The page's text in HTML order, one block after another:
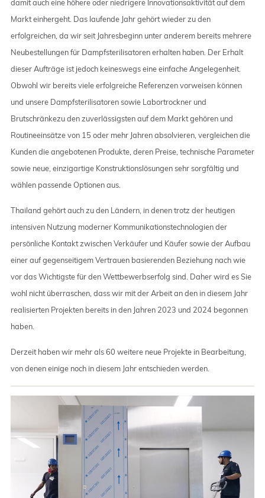
damit auch eine höhere oder niedrigere Innovationsaktivität auf dem
Markt einhergeht. Das laufende Jahr gehört wieder zu den
erfolgreichen, da wir seit Jahresbeginn unter anderem bereits mehrere
Neubestellungen für Dampfsterilisatoren erhalten haben. Der Erhalt
dieser Aufträge ist jedoch keineswegs eine einfache Angelegenheit.
Obwohl wir bereits viele erfolgreiche Referenzen vorweisen können
und unsere Dampfsterilisatoren sowie Labortrockner und
Brutschränkezu den zuverlässigsten auf dem Markt gehören und
Routineeinsätze von 15 oder mehr Jahren absolvieren, vergleichen die
Kunden die angebotenen Produkte, deren Preise, technische Parameter
sowie neue, einzigartige Konstruktionslösungen sehr sorgfältig und
wählen passende Optionen aus.
Thailand gehört auch zu den Ländern, in denen trotz der heutigen
intensiven Nutzung moderner Kommunikationstechnologien der
persönliche Kontakt zwischen Verkäufer und Käufer sowie der Aufbau
einer auf gegenseitigem Vertrauen basierenden Beziehung nach wie
vor das Wichtigste für den Wettbewerbserfolg sind. Daher wird es Sie
wohl nicht überraschen, dass wir mit der Arbeit an den in diesem Jahr
realisierten Projekten bereits in den Jahren 2023 und 2024 begonnen
haben.
Derzeit haben wir mehr als 60 weitere neue Projekte in Bearbeitung,
von denen einige noch in diesem Jahr entschieden werden.